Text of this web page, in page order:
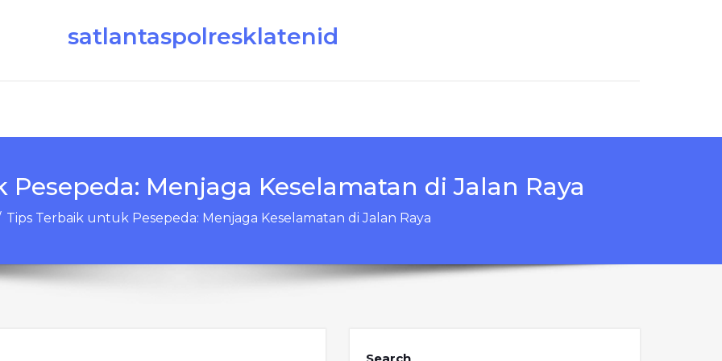
satlantaspolresklatenid
Menjaga Keselamatan di Jalan Raya
Tips Terbaik untuk Pesepeda: Menjaga Keselamatan di Jalan Raya